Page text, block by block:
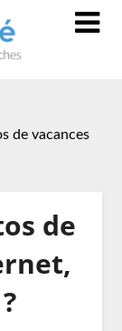
de vacances
de